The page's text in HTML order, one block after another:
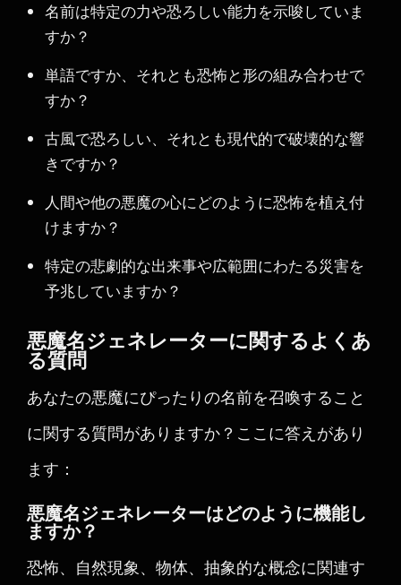
名前は特定の力や恐ろしい能力を示唆していま
すか？
単語ですか、それとも恐怖と形の組み合わせで
すか？
古風で恐ろしい、それとも現代的で破壊的な響
きですか？
人間や他の悪魔の心にどのように恐怖を植え付
けますか？
特定の悲劇的な出来事や広範囲にわたる災害を
予兆していますか？
悪魔名ジェネレーターに関するよくあ
る質問
あなたの悪魔にぴったりの名前を召喚すること
に関する質問がありますか？ここに答えがあり
ます：
悪魔名ジェネレーターはどのように機能し
ますか？
恐怖、自然現象、物体、抽象的な概念に関連す